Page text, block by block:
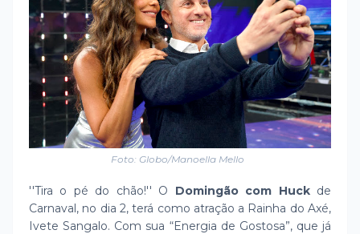
Foto: Globo/Manoella Mello
''Tira o pé do chão!'' O Domingão com Huckde
Carnaval, no dia 2, terá como atração a Rainha do Axé,
Ivete Sangalo. Com sua “Energia de Gostosa”, que já